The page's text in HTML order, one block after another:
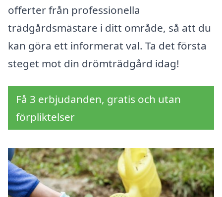
offerter från professionella
trädgårdsmästare i ditt område, så att du
kan göra ett informerat val. Ta det första
steget mot din drömträdgård idag!
Få 3 erbjudanden, gratis och utan
förpliktelser